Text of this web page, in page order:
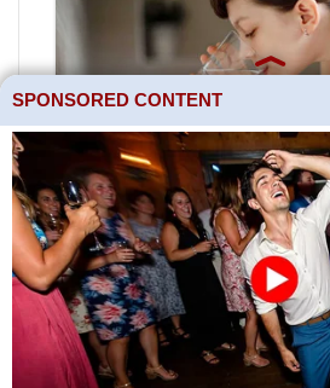
SPONSORED CONTENT